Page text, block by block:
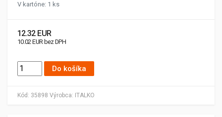
Kód: 35898 Výrobca: ITALKO
V kartóne: 1 ks
12.32 EUR
10.02 EUR bez DPH
Do košíka